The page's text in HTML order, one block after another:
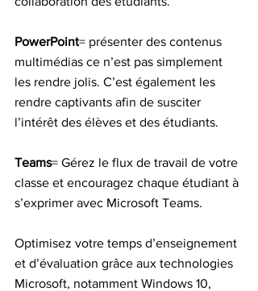
PowerPoint= présenter des contenus
multimédias ce n’est pas simplement
les rendre jolis. C’est également les
rendre captivants afin de susciter
l’intérêt des élèves et des étudiants.
Teams= Gérez le flux de travail de votre
classe et encouragez chaque étudiant à
s’exprimer avec Microsoft Teams.
Optimisez votre temps d’enseignement
et d’évaluation grâce aux technologies
Microsoft, notamment Windows 10,